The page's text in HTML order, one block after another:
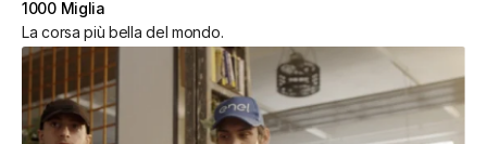
1000 Miglia
La corsa più bella del mondo.